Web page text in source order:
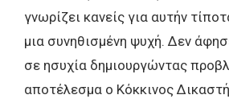
γνωρίζει κανείς για αυτήν
μια συνηθισμένη ψυχή. Δεν
σε ησυχία δημιουργώντας
αποτέλεσμα ο Κόκκινος